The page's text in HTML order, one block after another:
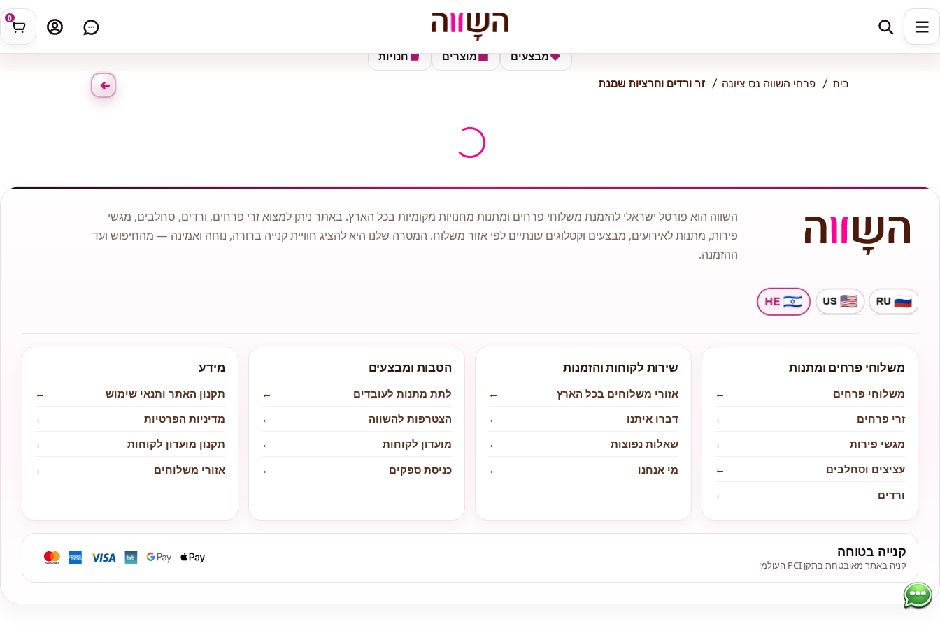
0 כתובת למשלוח
חנויות מוצרים מבצעים
בית פרחי השווה נס ציונה זר ורדים וחרציות שמנת
השווה הוא פורטל ישראלי להזמנת משלוחי פרחים ומתנות מחנויות מקומיות בכל הארץ. באתר ניתן למצוא זרי פרחים, ורדים, סחלבים, מגשי
פירות, מתנות לאירועים, מבצעים וקטלוגים עונתיים לפי אזור משלוח. המטרה שלנו היא להציג חוויית קנייה ברורה, נוחה ואמינה — מהחיפוש ועד
ההזמנה.
משלוחי פרחים ומתנות
משלוחי פרחים
←
זרי פרחים
←
מגשי פירות
←
עציצים וסחלבים
←
ורדים
←
שירות לקוחות והזמנות
אזורי משלוחים בכל הארץ
←
דברו איתנו
←
שאלות נפוצות
←
מי אנחנו
←
הטבות ומבצעים
לתת מתנות לעובדים
←
הצטרפות להשווה
←
מועדון לקוחות
←
כניסת ספקים
←
מידע
תקנון האתר ותנאי שימוש
←
מדיניות הפרטיות
←
תקנון מועדון לקוחות
←
אזורי משלוחים
←
קנייה בטוחה
קניה באתר מאובטחת בתקן PCI העולמי